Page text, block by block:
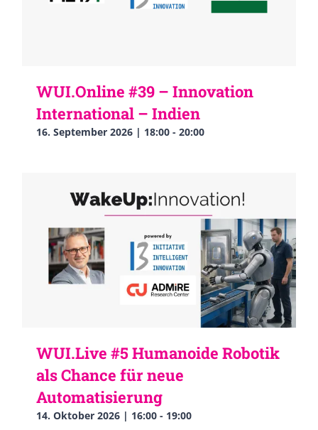
WUI.Online #39 – Innovation
International – Indien
16. September 2026 | 18:00 - 20:00
WUI.Live #5 Humanoide Robotik
als Chance für neue
Automatisierung
14. Oktober 2026 | 16:00 - 19:00